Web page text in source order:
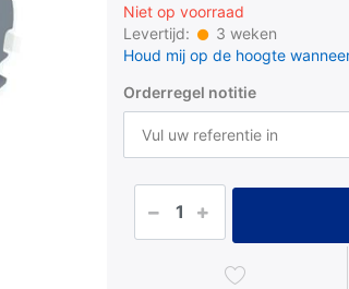
Niet op voorraad
Levertijd:
3 weken
Houd mij op de hoogte
Orderregel notitie